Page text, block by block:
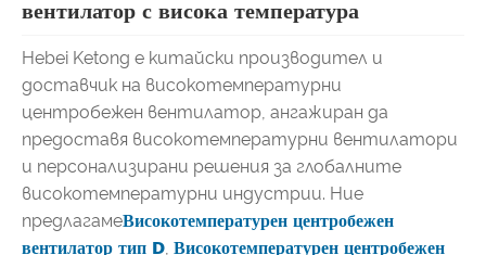
вентилатор с висока температура
Hebei Ketong е китайски производител и
доставчик на високотемпературни
центробежен вентилатор, ангажиран да
предоставя високотемпературни вентилатори
и персонализирани решения за глобалните
високотемпературни индустрии. Ние
предлагамеВисокотемпературен центробежен
вентилатор тип D Високотемпературен центробежен